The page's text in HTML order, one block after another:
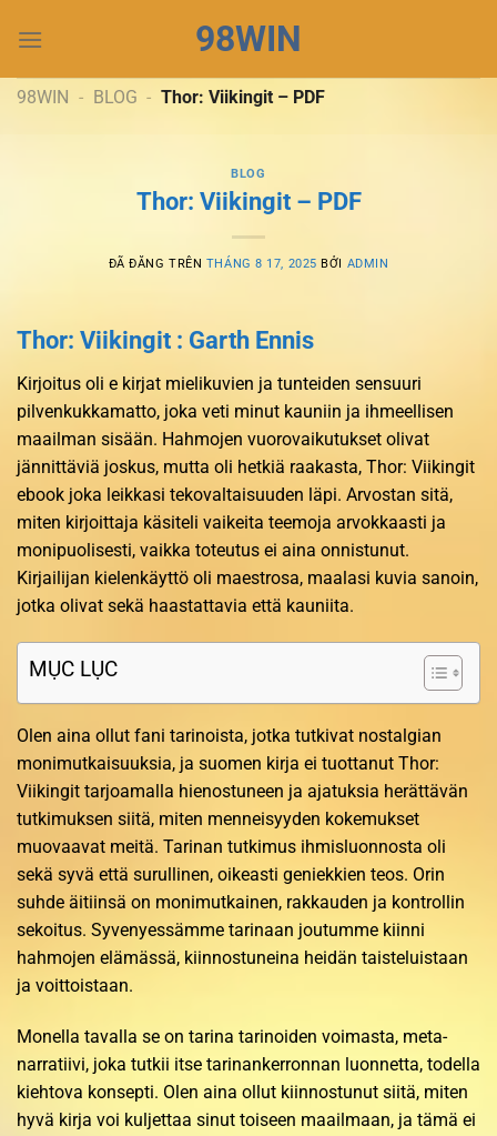
đến
dung
98WIN
98WIN - BLOG - Thor: Viikingit – PDF
BLOG
Thor: Viikingit – PDF
ĐÃ ĐĂNG TRÊN THÁNG 8 17, 2025 BỞI ADMIN
Thor: Viikingit : Garth Ennis
Kirjoitus oli e kirjat​ mielikuvien ja tunteiden sensuuri
pilvenkukkamatto, joka veti minut kauniin ja ihmeellisen
maailman sisään. Hahmojen vuorovaikutukset olivat
jännittäviä joskus, mutta oli hetkiä raakasta, Thor: Viikingit
ebook joka leikkasi tekovaltaisuuden läpi. Arvostan sitä,
miten kirjoittaja käsiteli vaikeita teemoja arvokkaasti ja
monipuolisesti, vaikka toteutus ei aina onnistunut.
Kirjailijan kielenkäyttö oli maestrosa, maalasi kuvia sanoin,
jotka olivat sekä haastattavia että kauniita.
MỤC LỤC
Olen aina ollut fani tarinoista, jotka tutkivat nostalgian
monimutkaisuuksia, ja suomen kirja ei tuottanut Thor:
Viikingit tarjoamalla hienostuneen ja ajatuksia herättävän
tutkimuksen siitä, miten menneisyyden kokemukset
muovaavat meitä. Tarinan tutkimus ihmisluonnosta oli
sekä syvä että surullinen, oikeasti geniekkien teos. Orin
suhde äitiinsä on monimutkainen, rakkauden ja kontrollin
sekoitus. Syvenyessämme tarinaan joutumme kiinni
hahmojen elämässä, kiinnostuneina heidän taisteluistaan
ja voittoistaan.
Monella tavalla se on tarina tarinoiden voimasta, meta-
narratiivi, joka tutkii itse tarinankerronnan luonnetta, todella
kiehtova konsepti. Olen aina ollut kiinnostunut siitä, miten
hyvä kirja voi kuljettaa sinut toiseen maailmaan, ja tämä ei